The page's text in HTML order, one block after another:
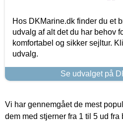
Hos DKMarine.dk finder du et
udvalg af alt det du har behov
komfortabel og sikker sejltur.
udvalg.
Se udvalget på
Vi har gennemgået de mest
dem med stjerner fra 1 til 5 ud